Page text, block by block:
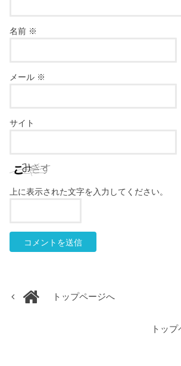
名前 ※
メール ※
サイト
上に表示された文字を入力してください。
トップページへ
トッ